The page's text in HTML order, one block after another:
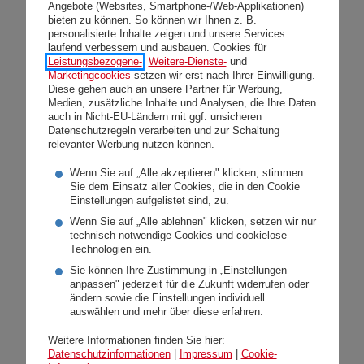
Angebote (Websites, Smartphone-/Web-Applikationen)
bieten zu können. So können wir Ihnen z. B.
personalisierte Inhalte zeigen und unsere Services
laufend verbessern und ausbauen. Cookies für
Leistungsbezogene-, Weitere-Dienste-und
Marketingcookies setzen wir erst nach Ihrer Einwilligung.
Diese gehen auch an unsere Partner für Werbung,
Medien, zusätzliche Inhalte und Analysen, die Ihre Daten
auch in Nicht-EU-Ländern mit ggf. unsicheren
Datenschutzregeln verarbeiten und zur Schaltung
relevanter Werbung nutzen können.
Wenn Sie auf „Alle akzeptieren" klicken, stimmen
Sie dem Einsatz aller Cookies, die in den Cookie
Einstellungen aufgelistet sind, zu.
Wenn Sie auf „Alle ablehnen" klicken, setzen wir nur
technisch notwendige Cookies und cookielose
Technologien ein.
Sie können Ihre Zustimmung in „Einstellungen
anpassen" jederzeit für die Zukunft widerrufen oder
ändern sowie die Einstellungen individuell
auswählen und mehr über diese erfahren.
Weitere Informationen finden Sie hier:
Datenschutzinformationen| Impressum
Cookie-
Die Entwicklungen rund um
Digitalisierung und Künstliche Intelligenz
beschäftigen 4 von 10 österreichische
KMU bereits (sehr oder eher) stark.
Dabei überwiegen positive Erwartungen,
denn drei Viertel (73 %) bewerten diese
Entwicklungen als eher oder sehr positiv
für den Betrieb. Den Einsatz von KI
beurteilen mehr als die Hälfte (57 %) als
vorteilhaft. Gleichzeitig zeigt sich jedoch
beim Thema KI-Einsatz eine deutliche
Sorge, da 64 % befürchten, dass kleine
Unternehmen aufgrund fehlender